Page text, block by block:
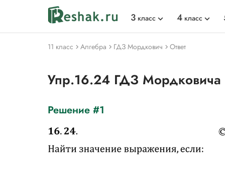
3 класс 4 класс
11 класс Алгебра ГДЗ Мордкович Ответ
Упр.16.24 ГДЗ
Решение #1